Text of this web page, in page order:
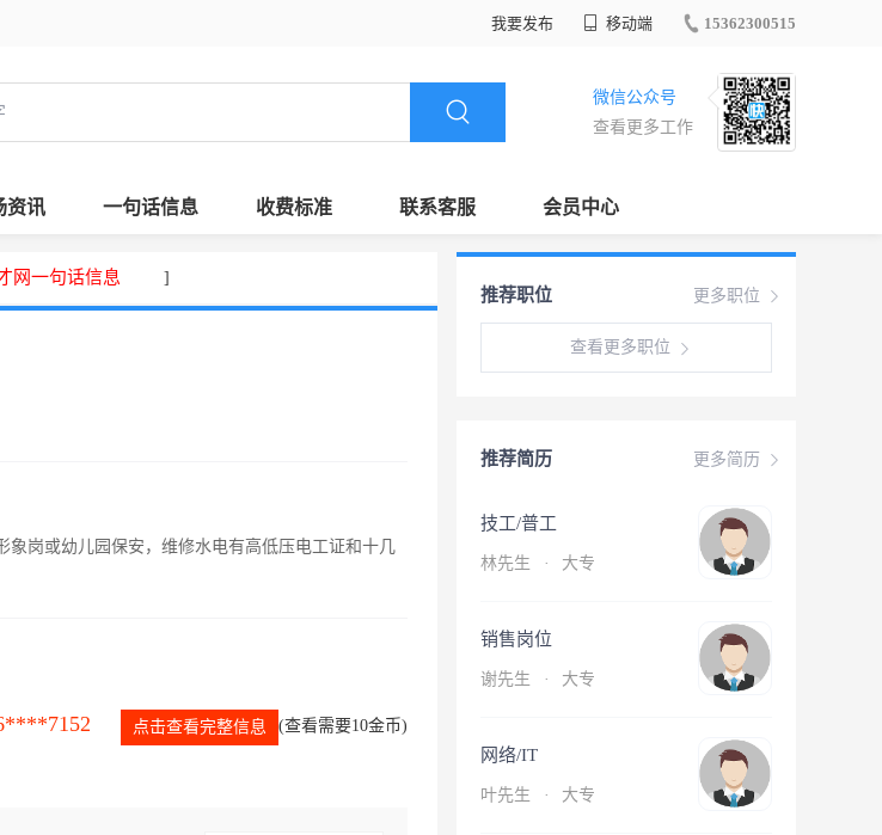
我要发布 移动端 15362300515
微信公众号
查看更多工作
资讯 一句话信息 收费标准 联系客服 会员中心
网一句话信息 ]
岗或幼儿园保安，维修水电有高低压电工证和十几
点击查看完整信息 (查看需要10金币)
更多职位
推荐职位
查看更多职位
更多简历
推荐简历
技工/普工
林先生 · 大专
销售岗位
谢先生 · 大专
网络/IT
叶先生 · 大专